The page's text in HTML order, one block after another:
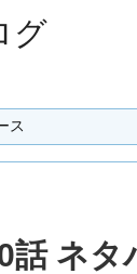
グ
ス
ネタ